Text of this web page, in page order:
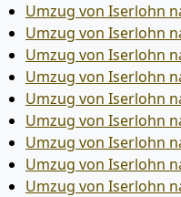
Umzug von Iserlohn
Umzug von Iserlohn
Umzug von Iserlohn
Umzug von Iserlohn
Umzug von Iserlohn
Umzug von Iserlohn
Umzug von Iserlohn
Umzug von Iserlohn
Umzug von Iserlohn